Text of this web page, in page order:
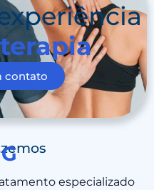
contato
especializado